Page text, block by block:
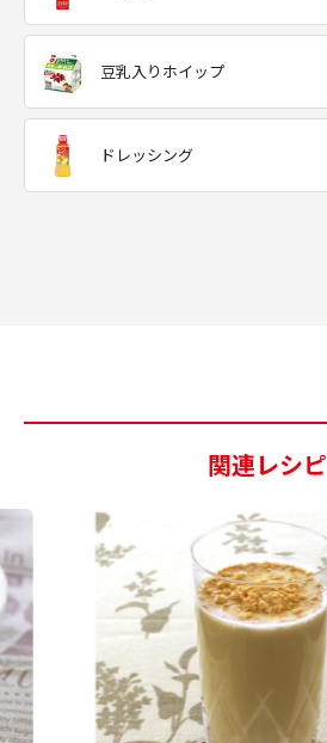
豆乳入りホイップ
ドレッシング
関連レシピ